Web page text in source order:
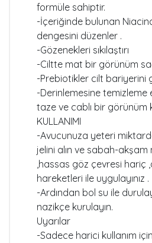
formüle sahiptir.
-İçeriğinde bulunan
dengesini düzenler .
-Gözenekleri sıkılaştırı
-Ciltte mat bir görünüm
-Prebiotikler cilt bariyerini
-Derinlemesine temizleme
taze ve cablı bir görünüm
KULLANIMI
-Avucunuza yeteri
jelini alın ve sabah-akşam
,hassas göz çevresi hariç
hareketleri ile uygulayınız .
-Ardından bol su ile
nazikçe kurulayın.
Uyarılar
-Sadece harici kullanım